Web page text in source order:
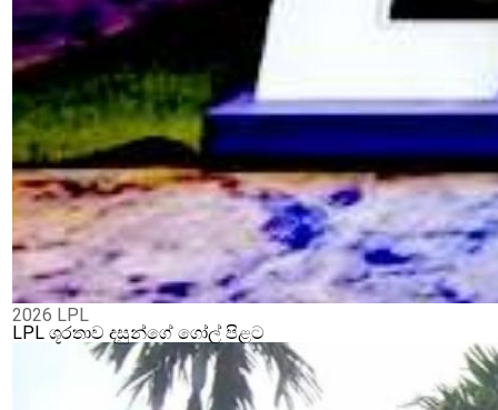
2026 LPL
LPL ශූරතාව දසුන්ගේ ගෝල් පිළට